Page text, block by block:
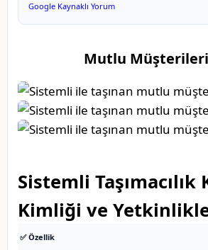
Google Kaynaklı Yorum
Mutlu
Sistemli
Kimliği ve
✅ Özellik